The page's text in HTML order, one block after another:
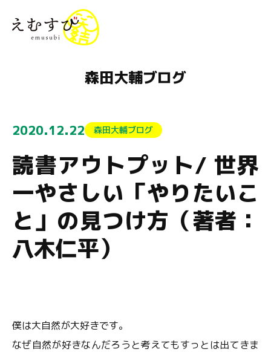
森田大輔ブログ
2020.12.22 森田大輔ブログ
読書アウトプット/ 世界
一やさしい「やりたいこ
と」の見つけ方（著者：
八木仁平）
僕は大自然が大好きです。
なぜ自然が好きなんだろうと考えてもすっとは出てきま